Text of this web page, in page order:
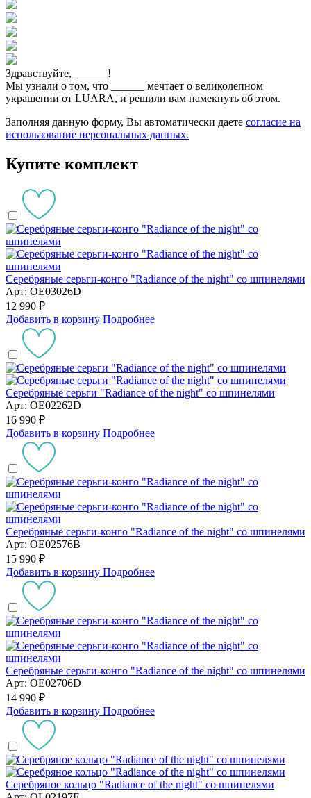
Здравствуйте,
!
Мы узнали о том, что
мечтает о великолепном
украшении от LUARA, и решили вам намекнуть об этом.
Заполняя данную форму, Вы автоматически даете согласие на
использование персональных данных.
Купите комплект
Серебряные серьги-конго "Radiance of the night" со шпинелями
Арт: OE03026D
12 990 ₽
Добавить в корзину Подробнее
Серебряные серьги "Radiance of the night" со шпинелями
Арт: OE02262D
16 990 ₽
Добавить в корзину Подробнее
Серебряные серьги-конго "Radiance of the night" со шпинелями
Арт: OE02576B
15 990 ₽
Добавить в корзину Подробнее
Серебряные серьги-конго "Radiance of the night" со шпинелями
Арт: OE02706D
14 990 ₽
Добавить в корзину Подробнее
Серебряное кольцо "Radiance of the night" со шпинелями